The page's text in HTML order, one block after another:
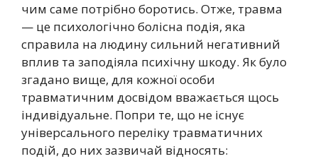
чим саме потрібно боротись. Отже, травма
— це психологічно болісна подія, яка
справила на людину сильний негативний
вплив та заподіяла психічну шкоду. Як було
згадано вище, для кожної особи
травматичним досвідом вважається щось
індивідуальне. Попри те, що не існує
універсального переліку травматичних
подій, до них зазвичай відносять: